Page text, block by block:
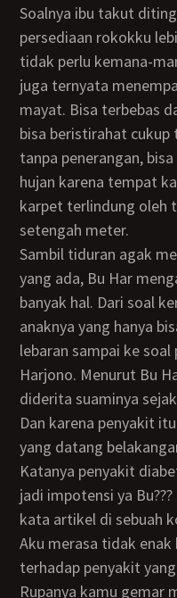
Soalnya ibu takut ditinggal sendirian,? katanya.? Wah,
persediaan rokokku
tidak perlu kemana-
juga ternyata
mayat. Bisa terbebas
bisa beristirahat cukup
tanpa penerangan,
hujan karena tempat
karpet terlindung oleh
setengah meter.
Sambil tiduran agak merapat karena sempitnya ruang
yang ada, Bu Har
banyak hal. Dari soal
anaknya yang hanya
lebaran sampai ke
Harjono. Menurut Bu
diderita suaminya
Dan karena penyakit itulah penyakit radang lambung
yang datang
Katanya penyakit
jadi impotensi ya
kata artikel di sebuah
Aku merasa tidak
terhadap penyakit
Rupanya kamu gemar membaca ya. Benar kok itu,